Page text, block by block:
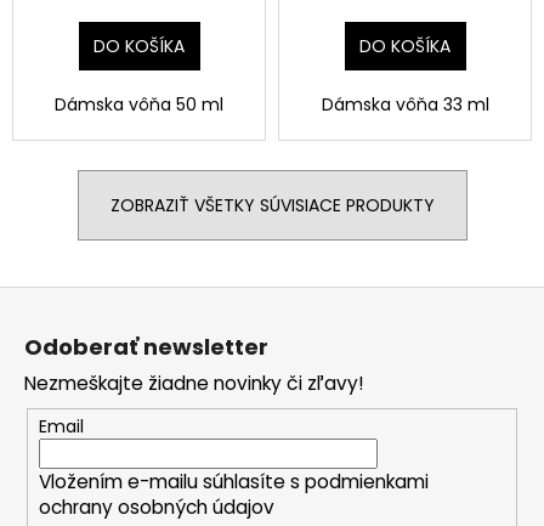
DO KOŠÍKA
Dámska vôňa 50 ml
DO KOŠÍKA
Dámska vôňa 33 ml
ZOBRAZIŤ VŠETKY SÚVISIACE PRODUKTY
Z
Odoberať newsletter
Nezmeškajte žiadne novinky či zľavy!
Email
Vložením e-mailu súhlasíte s podmienkami
ochrany osobných údajov